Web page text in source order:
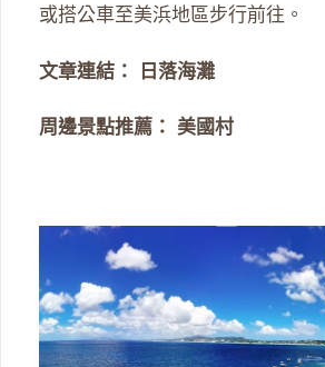
或搭公車至美浜地區步行前往。
文章連結： 日落海灘
周邊景點推薦： 美國村